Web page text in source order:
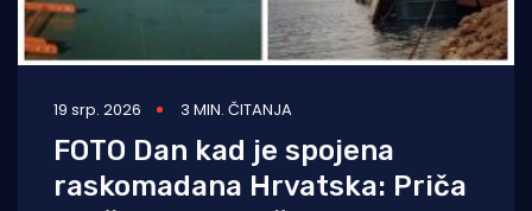
19 srp. 2026 3 MIN. ČITANJA
FOTO Dan kad je spojena
raskomadana Hrvatska: Priča